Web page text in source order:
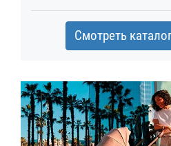
Смотреть